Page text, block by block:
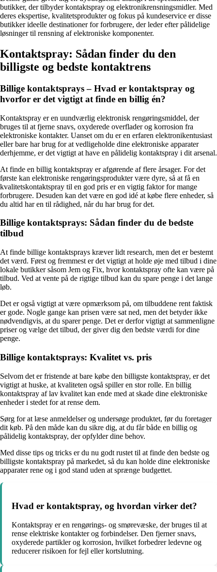
butikker, der tilbyder kontaktspray og elektronikrensningsmidler. Med
deres ekspertise, kvalitetsprodukter og fokus på kundeservice er disse
butikker ideelle destinationer for forbrugere, der leder efter pålidelige
løsninger til rensning af elektroniske komponenter.
Kontaktspray: Sådan finder du den
billigste og bedste kontaktrens
Billige kontaktsprays – Hvad er kontaktspray og
hvorfor er det vigtigt at finde en billig én?
Kontaktspray er en uundværlig elektronisk rengøringsmiddel, der
bruges til at fjerne snavs, oxyderede overflader og korrosion fra
elektroniske kontakter. Uanset om du er en erfaren elektronikentusiast
eller bare har brug for at vedligeholde dine elektroniske apparater
derhjemme, er det vigtigt at have en pålidelig kontaktspray i dit arsenal.
At finde en billig kontaktspray er afgørende af flere årsager. For det
første kan elektroniske rengøringsprodukter være dyre, så at få en
kvalitetskontaktspray til en god pris er en vigtig faktor for mange
forbrugere. Desuden kan det være en god idé at købe flere enheder, så
du altid har en til rådighed, når du har brug for det.
Billige kontaktsprays: Sådan finder du de bedste
tilbud
At finde billige kontaktsprays kræver lidt research, men det er bestemt
det værd. Først og fremmest er det vigtigt at holde øje med tilbud i dine
lokale butikker såsom Jem og Fix, hvor kontaktspray ofte kan være på
tilbud. Ved at vente på de rigtige tilbud kan du spare penge i det lange
løb.
Det er også vigtigt at være opmærksom på, om tilbuddene rent faktisk
er gode. Nogle gange kan prisen være sat ned, men det betyder ikke
nødvendigvis, at du sparer penge. Det er derfor vigtigt at sammenligne
priser og vælge det tilbud, der giver dig den bedste værdi for dine
penge.
Billige kontaktsprays: Kvalitet vs. pris
Selvom det er fristende at bare købe den billigste kontaktspray, er det
vigtigt at huske, at kvaliteten også spiller en stor rolle. En billig
kontaktspray af lav kvalitet kan ende med at skade dine elektroniske
enheder i stedet for at rense dem.
Sørg for at læse anmeldelser og undersøge produktet, før du foretager
dit køb. På den måde kan du sikre dig, at du får både en billig og
pålidelig kontaktspray, der opfylder dine behov.
Med disse tips og tricks er du nu godt rustet til at finde den bedste og
billigste kontaktspray på markedet, så du kan holde dine elektroniske
apparater rene og i god stand uden at sprænge budgettet.
Hvad er kontaktspray, og hvordan virker det?
Kontaktspray er en rengørings- og smørevæske, der bruges til at
rense elektriske kontakter og forbindelser. Den fjerner snavs,
oxyderede partikler og korrosion, hvilket forbedrer ledevne og
reducerer risikoen for fejl eller kortslutning.